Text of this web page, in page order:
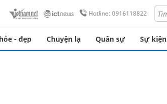
Hotline: 0916118822
- đẹp Chuyện lạ Quân sự Sự kiện